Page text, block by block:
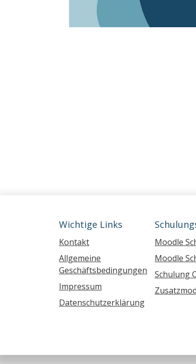
Wichtige Links
Kontakt
Allgemeine
Geschäftsbedingungen
Impressum
Datenschutzerklärung
Moodle
Moodle
Schulung